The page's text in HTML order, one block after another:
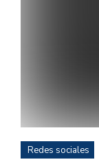
Redes sociales